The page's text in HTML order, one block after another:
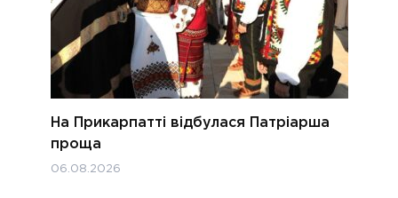
На Прикарпатті відбулася Патріарша
проща
06.08.2026